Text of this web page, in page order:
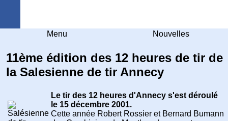
Menu Nouvelles
11ème édition des 12 heures de tir de
la Salesienne de tir Annecy
Le tir des 12 heures d'Annecy s'est déroulé
le 15 décembre 2001.
Cette année Robert Rossier et Bernard Bumann